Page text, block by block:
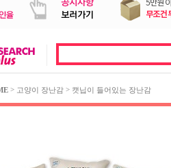
> 고양이 장난감 > 캣닙이 들어있는 장난감